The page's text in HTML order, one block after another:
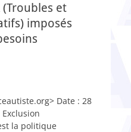
(Troubles et
imposés
Date : 28
la politique